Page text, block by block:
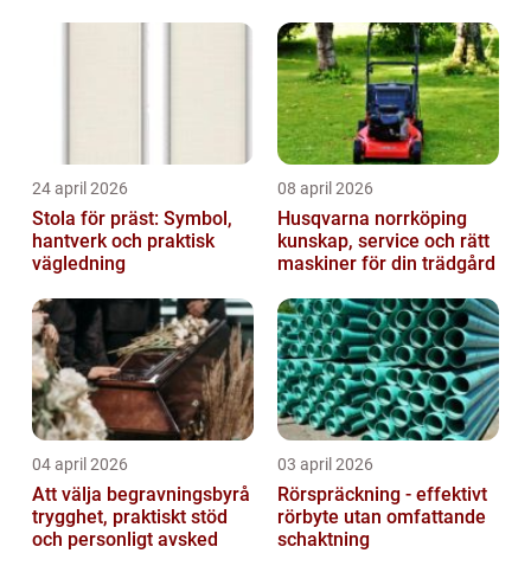
24 april 2026
Stola för präst: Symbol,
hantverk och praktisk
vägledning
08 april 2026
Husqvarna norrköping
kunskap, service och rätt
maskiner för din trädgård
04 april 2026
Att välja begravningsbyrå
trygghet, praktiskt stöd
och personligt avsked
03 april 2026
Rörspräckning - effektivt
rörbyte utan omfattande
schaktning